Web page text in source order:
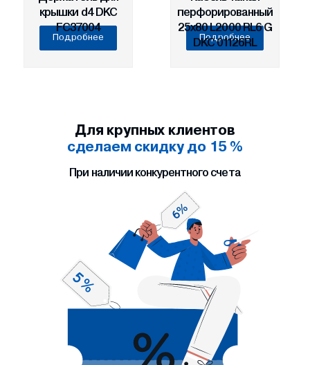
крышки d4 DKC
FC37004
Подробнее
перфорированный
25х80 L2000 RL6 G
DKC 01126RL
Подробнее
Для крупных клиентов
сделаем скидку до 15 %
При наличии конкурентного счета